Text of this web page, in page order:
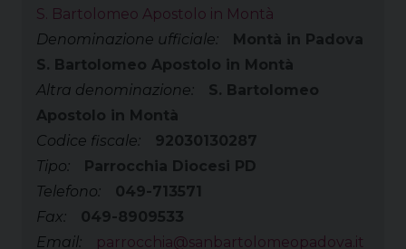
S. Bartolomeo Apostolo in Montà
Denominazione ufficiale:
Montà in Padova
S. Bartolomeo Apostolo in Montà
Altra denominazione:
S. Bartolomeo
Apostolo in Montà
Codice fiscale:
92030130287
Tipo:
Parrocchia Diocesi PD
Telefono:
049-713571
Fax:
049-8909533
Email:
parrocchia@sanbartolomeopadova.it